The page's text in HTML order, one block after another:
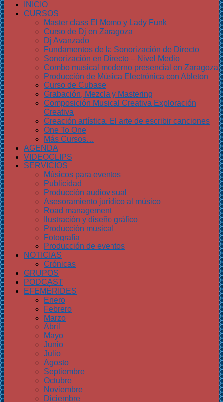
INICIO
CURSOS
Master class El Momo y Lady Funk
Curso de Dj en Zaragoza
Dj Avanzado
Fundamentos de la Sonorización de Directo
Sonorización en Directo – Nivel Medio
Combo musical moderno presencial en Zaragoza
Producción de Música Electrónica con Ableton
Curso de Cubase
Grabación, Mezcla y Mastering
Composición Musical Creativa Exploración
Creativa
Creación artística. El arte de escribir canciones
One To One
Más Cursos…
AGENDA
VIDEOCLIPS
SERVICIOS
Músicos para eventos
Publicidad
Producción audiovisual
Asesoramiento jurídico al músico
Road management
Ilustración y diseño gráfico
Producción musical
Fotografía
Producción de eventos
NOTICIAS
Crónicas
GRUPOS
PODCAST
EFEMÉRIDES
Enero
Febrero
Marzo
Abril
Mayo
Junio
Julio
Agosto
Septiembre
Octubre
Noviembre
Diciembre